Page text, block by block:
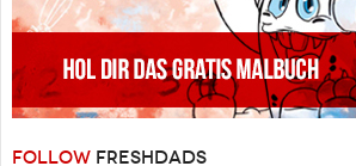
FOLLOW FRESHDADS